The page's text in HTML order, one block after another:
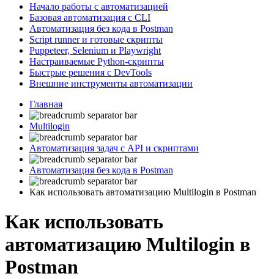
Начало работы с автоматизацией
Базовая автоматизация с CLI
Автоматизация без кода в Postman
Script runner и готовые скрипты
Puppeteer, Selenium и Playwright
Настраиваемые Python-скрипты
Быстрые решения с DevTools
Внешние инструменты автоматизации
Главная
Multilogin
Автоматизация задач с API и скриптами
Автоматизация без кода в Postman
Как использовать автоматизацию Multilogin в Postman
Как использовать
автоматизацию Multilogin в
Postman